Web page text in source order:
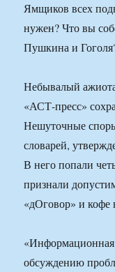
Ямщиков всех
нужен? Что вы
Пушкина и
Небывалый
«АСТ-пресс»
Нешуточные
словарей,
В него попали
признали
«дОговор» и кофе
«Информационная
обсуждению